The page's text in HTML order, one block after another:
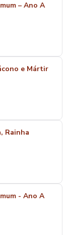
– Ano A
e Mártir
Rainha
- Ano A